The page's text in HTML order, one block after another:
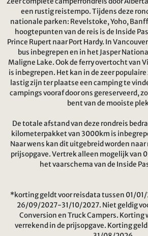
een rustig reistempo. Tijdens deze
nationale parken: Revelstoke, Yoho, Banff
hoogtepunten van de reis is de Inside
Prince Rupert naar Port Hardy. In
bus inbegrepen en in het Jasper
Maligne Lake. Ook de ferry overtocht van
is inbegrepen. Het kan in de zeer
lastig zijn ter plaatse een camping te
campings vooraf door ons gereserveerd,
bent van de mooiste
De totale afstand van deze rondreis
kilometerpakket van 3000km is
Naar wens kan dit uitgebreid worden
prijsopgave. Vertrek alleen mogelijk van
het vaarschema van de Inside
*korting geldt voor reisdata tussen 01/
26/09/2027-31/10/2027. Niet geldig
Conversion en Truck Campers.
verrekend in de prijsopgave. Korting